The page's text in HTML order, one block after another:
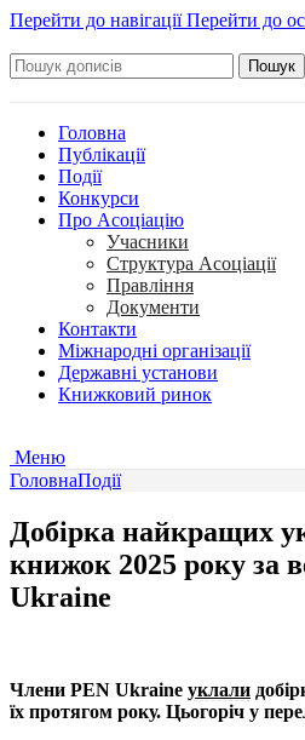
Перейти до навігаціїПерейти до
Пошук
Головна
Публікації
Події
Конкурси
Про Асоціацію
Учасники
Структура Асоціації
Правління
Документи
Контакти
Міжнародні організації
Державні установи
Книжковий ринок
Меню
ГоловнаПодії
Добірка найкращих
книжок 2025 року за
Ukraine
Члени PEN Ukraine уклали
їх протягом року. Цьогоріч у